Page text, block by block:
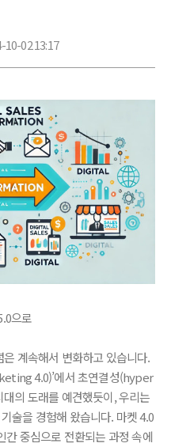
10-02 13:17
으로
계속해서 변화하고 있습니다.
4.0)’에서 초연결성(hyper
의 도래를 예견했듯이, 우리는
술을 경험해 왔습니다. 마켓 4.0
간 중심으로 전환되는 과정 속에